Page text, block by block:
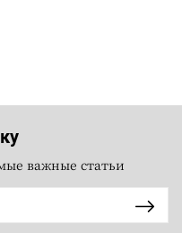
важные статьи